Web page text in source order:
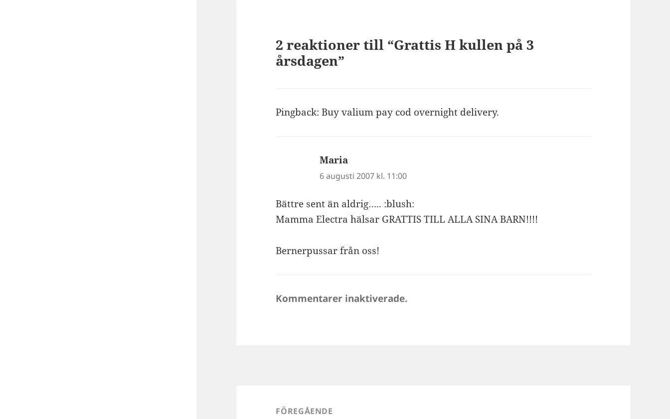
2 reaktioner till “Grattis H kullen på 3
årsdagen”
Pingback:Buy valium pay cod overnight delivery.
Maria
6 augusti 2007 kl. 11:00
Bättre sent än aldrig….. :blush:
Mamma Electra hälsar GRATTIS TILL ALLA SINA BARN!!!!
Bernerpussar från oss!
Kommentarer inaktiverade.
FÖREGÅENDE